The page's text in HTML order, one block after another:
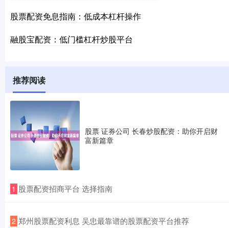
股票配资免息指南：低成本杠杆操作
融股宝配资：低门槛杠杆炒股平台
推荐阅读
股票 证券公司 长春炒股配资：助你开启财
富新篇章
1 ​股票配资招商平台 选择指南
2 ​郑州股票配资利息 吴忠最靠谱的股票配资平台推荐